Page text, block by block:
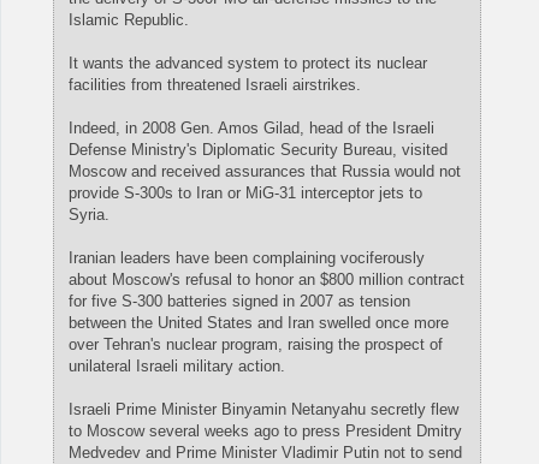
Islamic Republic.
It wants the advanced system to protect its nuclear
facilities from threatened Israeli airstrikes.
Indeed, in 2008 Gen. Amos Gilad, head of the Israeli
Defense Ministry's Diplomatic Security Bureau, visited
Moscow and received assurances that Russia would not
provide S-300s to Iran or MiG-31 interceptor jets to
Syria.
Iranian leaders have been complaining vociferously
about Moscow's refusal to honor an $800 million contract
for five S-300 batteries signed in 2007 as tension
between the United States and Iran swelled once more
over Tehran's nuclear program, raising the prospect of
unilateral Israeli military action.
Israeli Prime Minister Binyamin Netanyahu secretly flew
to Moscow several weeks ago to press President Dmitry
Medvedev and Prime Minister Vladimir Putin not to send